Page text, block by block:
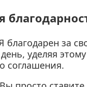
благодарен за
уделяя
соглашения.